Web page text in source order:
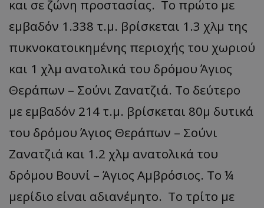
και σε ζώνη προστασίας. Το πρώτο με
εμβαδόν 1.338 τ.μ. βρίσκεται 1.3 χλμ της
πυκνοκατοικημένης περιοχής του χωριού
και 1 χλμ ανατολικά του δρόμου Άγιος
Θεράπων – Σούνι Ζανατζιά. Το δεύτερο
με εμβαδόν 214 τ.μ. βρίσκεται 80μ δυτικά
του δρόμου Άγιος Θεράπων – Σούνι
Ζανατζιά και 1.2 χλμ ανατολικά του
δρόμου Βουνί – Άγιος Αμβρόσιος. Το ¼
μερίδιο είναι αδιανέμητο. Το τρίτο με